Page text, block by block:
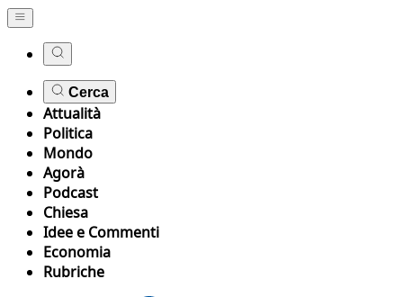
Cerca
Attualità
Politica
Mondo
Agorà
Podcast
Chiesa
Idee e Commenti
Economia
Rubriche